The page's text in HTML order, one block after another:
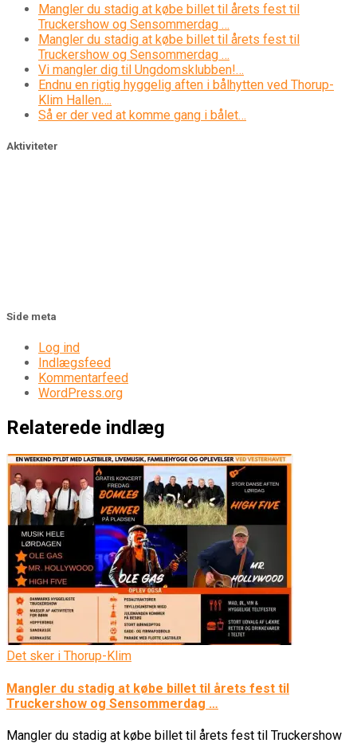
Mangler du stadig at købe billet til årets fest til
Truckershow og Sensommerdag …
Mangler du stadig at købe billet til årets fest til
Truckershow og Sensommerdag …
Vi mangler dig til Ungdomsklubben!…
Endnu en rigtig hyggelig aften i bålhytten ved Thorup-
Klim Hallen….
Så er der ved at komme gang i bålet…
Aktiviteter
Side meta
Log ind
Indlægsfeed
Kommentarfeed
WordPress.org
Relaterede indlæg
Det sker i Thorup-Klim
Mangler du stadig at købe billet til årets fest til
Truckershow og Sensommerdag …
Mangler du stadig at købe billet til årets fest til Truckershow